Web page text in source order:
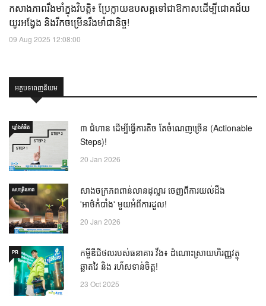
កសាងភាពរឹងមាំក្នុងវិបត្តិ៖ ប្រែក្លាយឧបសគ្គទៅជាឱកាសដើម្បីជោគជ័យ
យូរអង្វែង និងរីកចម្រើនរឹងមាំជានិច្ច!
09 Aug 2025 12:08:00
អត្ថបទពេញនិយម
ឃ្លាំង​គំនិត
៣ ជំហាន ដើម្បីធ្វើការតិច តែចំណេញច្រើន (Actionable
Steps)!
20 Jan 2026
សហគ្រិនភាព
សាងចក្រភពពាន់លានដុល្លារ ចេញពីការយល់ដឹង
'អាថ៌កំបាំង' មួយអំពីការដួល!
20 Jan 2026
PR
កម្ចីឌីជីថលរបស់ធនាគារ វីង៖ ដំណោះស្រាយហិរញ្ញវត្ថុ
ឆ្លាតវៃ និង រហ័សទាន់ចិត្ត!
23 Oct 2025